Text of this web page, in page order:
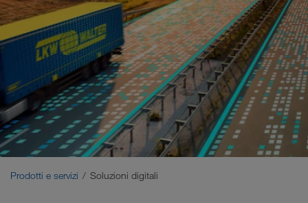
Trasporto su strada
Soluzioni digitali
Trasporto intermodale
Trasporti sostenibili
Prodotti e servizi Soluzioni digitali